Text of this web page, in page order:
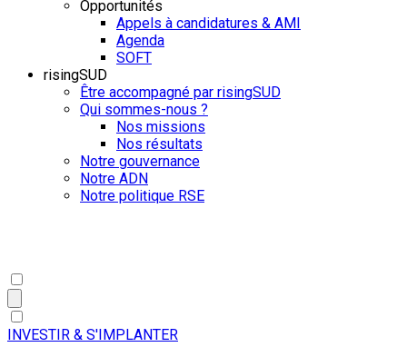
Opportunités
Appels à candidatures & AMI
Agenda
SOFT
risingSUD
Être accompagné par risingSUD
Qui sommes-nous ?
Nos missions
Nos résultats
Notre gouvernance
Notre ADN
Notre politique RSE
INVESTIR & S'IMPLANTER